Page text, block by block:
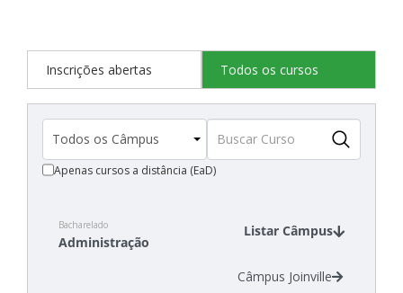
Inscrições abertas Todos os cursos
Apenas cursos a distância (EaD)
Bacharelado
Administração
Listar Câmpus
Câmpus Joinville